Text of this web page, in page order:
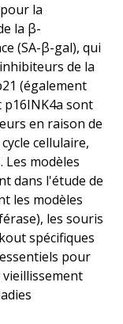
la
la β-
(SA-β-gal), qui
de la
(également
p16INK4a sont
en raison de
cellulaire,
Les modèles
dans l'étude de
les modèles
les souris
spécifiques
pour